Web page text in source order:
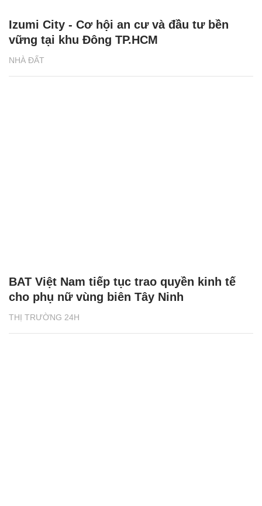
NHÀ ĐẤT
Izumi City - Cơ hội an cư và đầu tư bền
vững tại khu Đông TP.HCM
THỊ TRƯỜNG 24H
BAT Việt Nam tiếp tục trao quyền kinh tế
cho phụ nữ vùng biên Tây Ninh